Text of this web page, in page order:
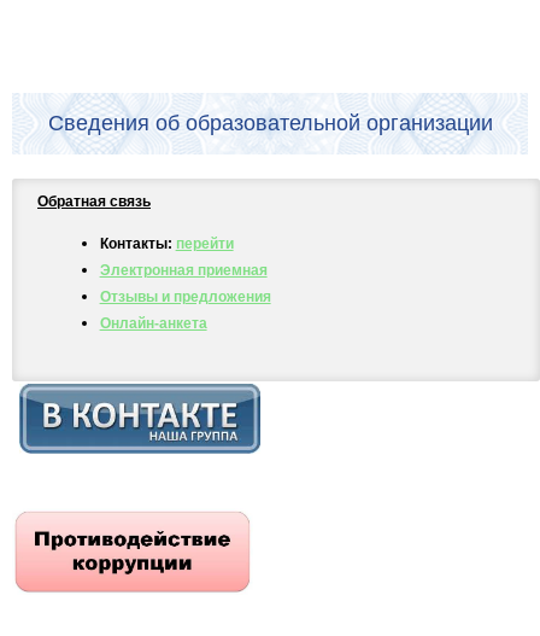
Сведения об образовательной организации
Обратная связь
Контакты: перейти
Электронная приемная
Отзывы и предложения
Онлайн-анкета